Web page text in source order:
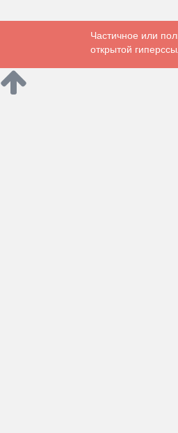
Частичное или
открытой